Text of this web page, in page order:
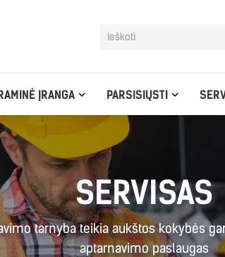
ĮRANGA PARSISIŲSTI
SERVISAS
tarnyba teikia aukštos kokybės
aptarnavimo paslaugas